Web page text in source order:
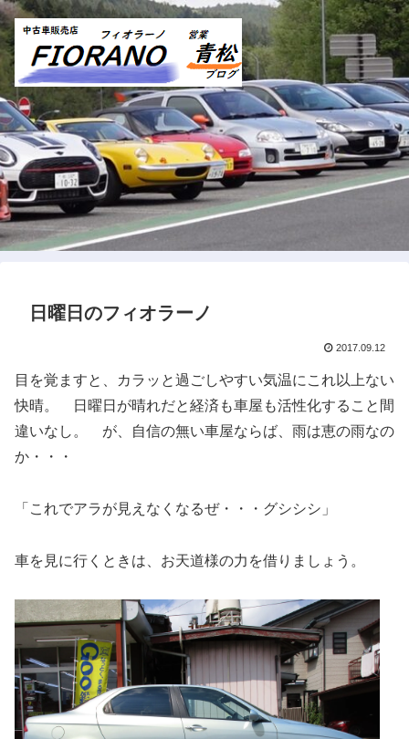
日曜日のフィオラーノ
2017.09.12
目を覚ますと、カラッと過ごしやすい気温にこれ以上ない
快晴。 日曜日が晴れだと経済も車屋も活性化すること間
違いなし。 が、自信の無い車屋ならば、雨は恵の雨なの
か・・・
「これでアラが見えなくなるぜ・・・グシシシ」
車を見に行くときは、お天道様の力を借りましょう。